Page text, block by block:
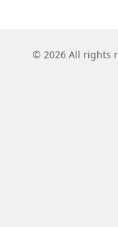
© 2026 All rights